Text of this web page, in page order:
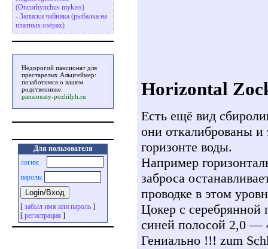
(Oncorhynchus mykiss)
- Записки чайника (рыбалка на
платных озёрах)
Недорогой пансионат для
престарелых Альцгеймер:
позаботимся о вашем
родственнике.
pansionaty-pozhilyh.ru
Для пользователя
логин:
пароль:
[ забыл имя или пароль ]
[ регистрация ]
Horizontal
Есть ещё вид
они откалиброваны и
горизонте воды.
Например
заброса
проводке в этом
Цокер с
синей полосой 2,0 —
Гениально !!! zum